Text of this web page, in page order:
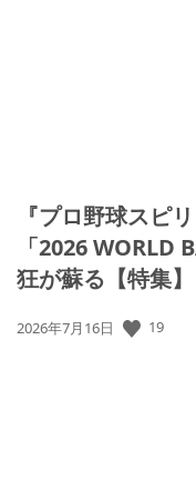
『プロ野球スピ
「2026 WORLD
狂が蘇る【特集】
公
2026年7月16日 19